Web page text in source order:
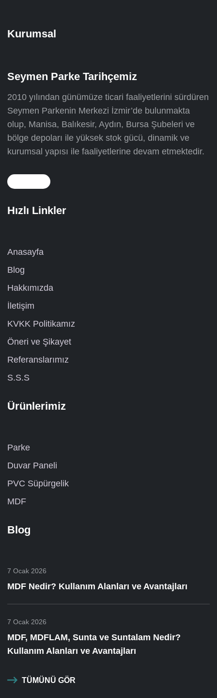
Kurumsal
Seymen Parke Tarihçemiz
2010 yılından günümüze ticari faaliyetlerini sürdüren
Seymen Parkenin Merkezi İzmir’de bulunmakta
olup, Manisa, Balıkesir, Aydın, Bursa Şubeleri ve
bölge depoları ile yüksek stok gücü, dinamik ve
kurumsal yapısı ile faaliyetlerine devam etmektedir.
Hızlı Linkler
Anasayfa
Blog
Hakkımızda
İletişim
KVKK Politikamız
Öneri ve Şikayet
Referanslarımız
S.S.S
Ürünlerimiz
Parke
Duvar Paneli
PVC Süpürgelik
MDF
Blog
7 Ocak 2026
MDF Nedir? Kullanım Alanları ve Avantajları
7 Ocak 2026
MDF, MDFLAM, Sunta ve Suntalam Nedir?
Kullanım Alanları ve Avantajları
TÜMÜNÜ GÖR